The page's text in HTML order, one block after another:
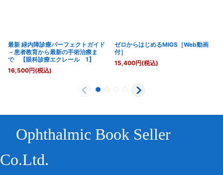
最新 緑内障診療パーフェクトガイド
－患者教育から最新の手術治療ま
で 【眼科診療エクレール 1】
16,500円(税込)
ゼロからはじめるMIGS［Web動画
付］
15,400円(税込)
Ophthalmic Book Seller
Co.Ltd.